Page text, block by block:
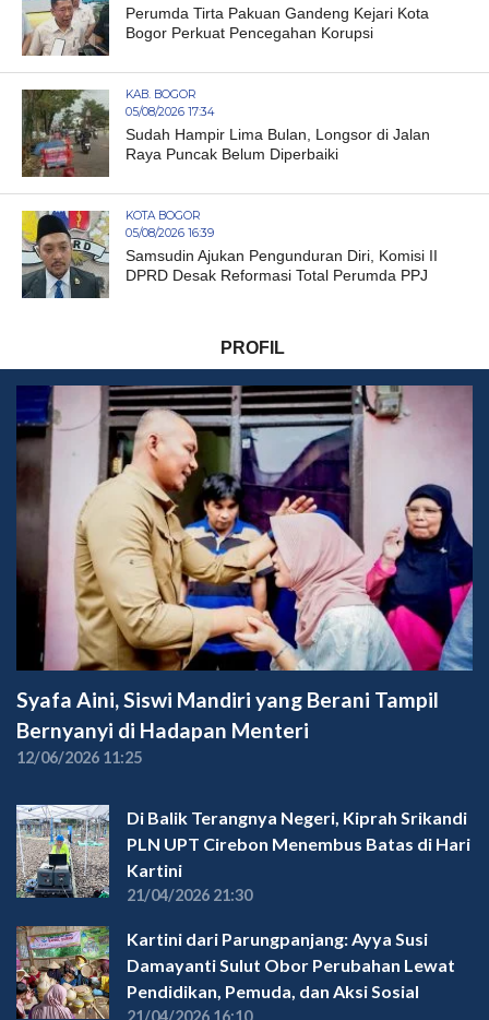
Perumda Tirta Pakuan Gandeng Kejari Kota
Bogor Perkuat Pencegahan Korupsi
KAB. BOGOR
05/08/2026 17:34
Sudah Hampir Lima Bulan, Longsor di Jalan
Raya Puncak Belum Diperbaiki
KOTA BOGOR
05/08/2026 16:39
Samsudin Ajukan Pengunduran Diri, Komisi II
DPRD Desak Reformasi Total Perumda PPJ
PROFIL
Syafa Aini, Siswi Mandiri yang Berani Tampil
Bernyanyi di Hadapan Menteri
12/06/2026 11:25
Di Balik Terangnya Negeri, Kiprah Srikandi
PLN UPT Cirebon Menembus Batas di Hari
Kartini
21/04/2026 21:30
Kartini dari Parungpanjang: Ayya Susi
Damayanti Sulut Obor Perubahan Lewat
Pendidikan, Pemuda, dan Aksi Sosial
21/04/2026 16:10